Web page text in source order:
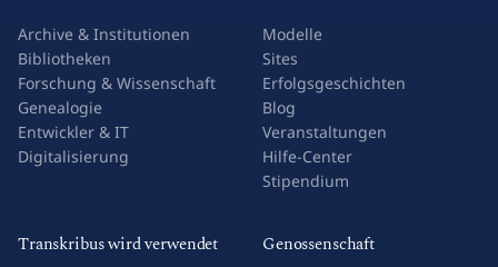
Archive & Institutionen
Bibliotheken
Forschung & Wissenschaft
Genealogie
Entwickler & IT
Digitalisierung
Modelle
Sites
Erfolgsgeschichten
Blog
Veranstaltungen
Hilfe-Center
Stipendium
Transkribus wird verwendet
Genossenschaft